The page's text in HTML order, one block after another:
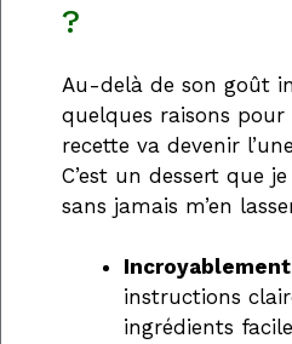
?
Au-delà de son goût
quelques raisons pour
recette va devenir
C’est un dessert que
sans jamais m’en
instructions
ingrédients